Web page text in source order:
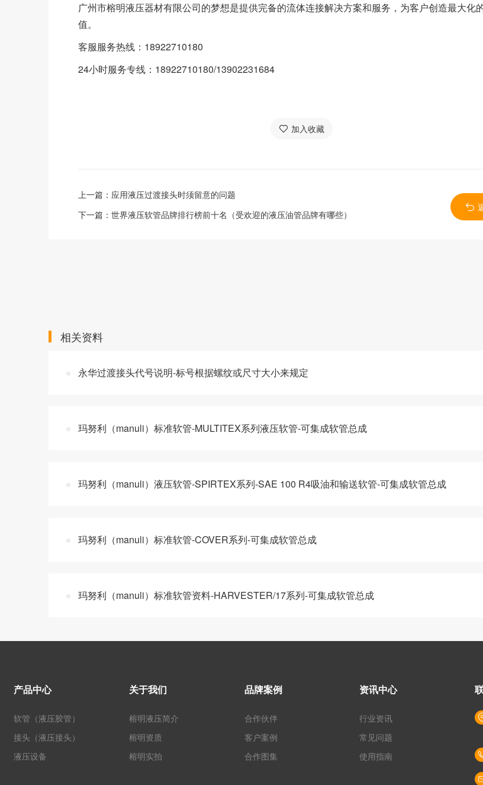
广州市榕明液压器材有限公司的梦想是提供完备的流体连接解决方案和服务，为客户创造最大化
值。
客服服务热线：18922710180
24小时服务专线：18922710180/13902231684
加入收藏
上一篇： 应用液压过渡接头时须留意的问题
下一篇： 世界液压软管品牌排行榜前十名（受欢迎的液压油管品牌有哪些）
相关资料
永华过渡接头代号说明-标号根据螺纹或尺寸大小来规定
玛努利（manuli）标准软管-MULTITEX系列液压软管-可集成软管总成
玛努利（manuli）液压软管-SPIRTEX系列-SAE 100 R4吸油和输送软管-可集成软管总成
玛努利（manuli）标准软管-COVER系列-可集成软管总成
玛努利（manuli）标准软管资料-HARVESTER/17系列-可集成软管总成
产品中心
软管（液压胶管）
接头（液压接头）
液压设备
关于我们
榕明液压简介
榕明资质
榕明实拍
品牌案例
合作伙伴
客户案例
合作图集
资讯中心
行业资讯
常见问题
使用指南